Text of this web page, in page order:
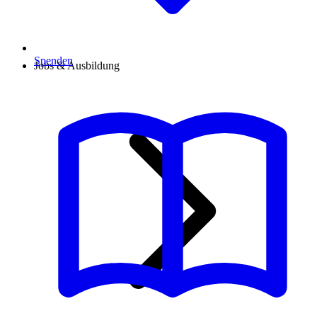
Spenden
Jobs & Ausbildung